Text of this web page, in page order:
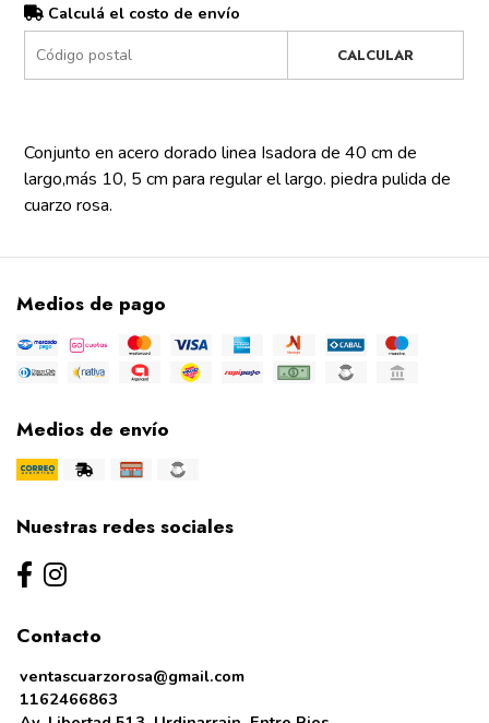
Calculá el costo de envío
CALCULAR
Conjunto en acero dorado linea Isadora de 40 cm de
largo,más 10, 5 cm para regular el largo. piedra pulida de
cuarzo rosa.
Medios de pago
Medios de envío
Nuestras redes sociales
Contacto
ventascuarzorosa@gmail.com
1162466863